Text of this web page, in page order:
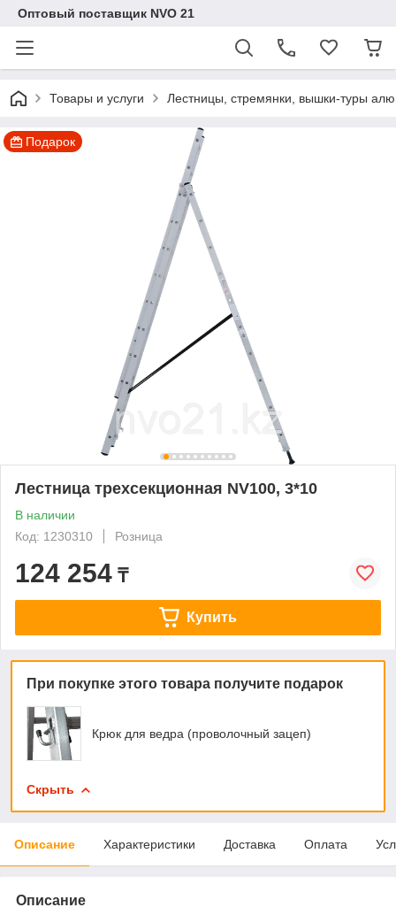
Оптовый поставщик NVO 21
Товары и услуги Лестницы, стремянки, вышки-туры
Подарок
Лестница трехсекционная NV100, 3*10
В наличии
Код: 1230310
Розница
124 254 ₸
Купить
При покупке этого товара получите подарок
Крюк для ведра (проволочный зацеп)
Скрыть
Описание Характеристики Доставка Оплата
Описание